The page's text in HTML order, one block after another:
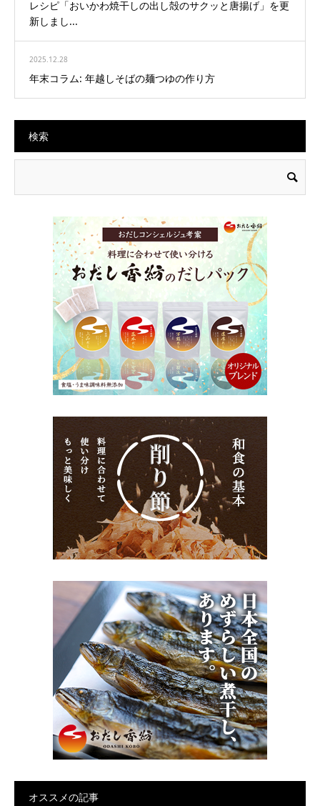
レシピ「おいかわ焼干しの出し殻のサクッと唐揚げ」を更
新しまし...
2025.12.28
年末コラム: 年越しそばの麺つゆの作り方
検索
オススメの記事